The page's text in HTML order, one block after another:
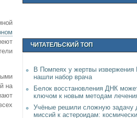
на
ЧИТАТЕЛЬСКИЙ ТОП
В Помпеях у жертвы извержения
нашли набор врача
Белок восстановления ДНК
ключом к новым методам
Учёные решили сложную задачу
миссий к астероидам: